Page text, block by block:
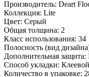
Производитель: Deart
Коллекция: Lite
Цвет: Серый
Общая толщина: 2
Класс использования: 34
Полосность (вид
Дополнительная защита:
Способ укладки: Клеевой
Количество в упаковке: